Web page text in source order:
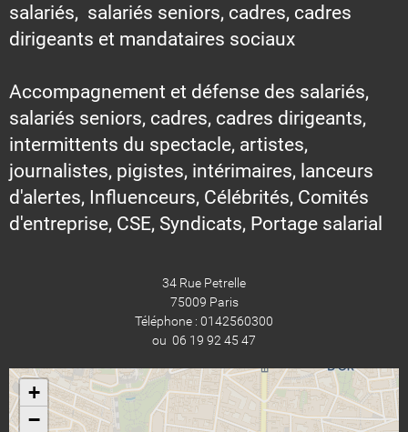
salariés, salariés seniors, cadres, cadres
dirigeants et mandataires sociaux
Accompagnement et défense des salariés,
salariés seniors, cadres, cadres dirigeants,
intermittents du spectacle, artistes,
journalistes, pigistes, intérimaires, lanceurs
d'alertes, Influenceurs, Célébrités, Comités
d'entreprise, CSE, Syndicats, Portage salarial
34 Rue Petrelle
75009 Paris
Téléphone : 0142560300
ou 06 19 92 45 47
+
−